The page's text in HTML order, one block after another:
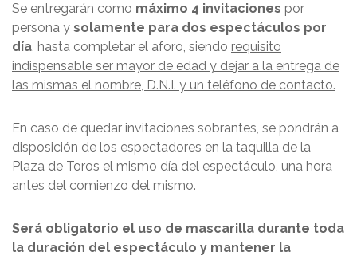
Se entregarán como máximo 4 invitaciones por
persona y solamente para dos espectáculos por
día, hasta completar el aforo, siendo requisito
indispensable ser mayor de edad y dejar a la entrega de
las mismas el nombre, D.N.I. y un teléfono de contacto.
En caso de quedar invitaciones sobrantes, se pondrán a
disposición de los espectadores en la taquilla de la
Plaza de Toros el mismo día del espectáculo, una hora
antes del comienzo del mismo.
Será obligatorio el uso de mascarilla durante toda
la duración del espectáculo y mantener la